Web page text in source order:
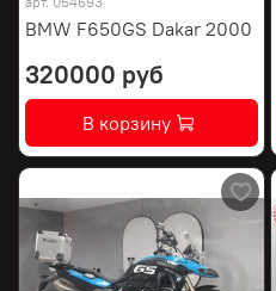
BMW F650GS Dakar 2000
320000 руб
В корзину